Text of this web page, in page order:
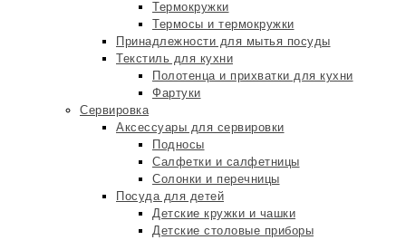
Термокружки
Термосы и термокружки
Принадлежности для мытья посуды
Текстиль для кухни
Полотенца и прихватки для кухни
Фартуки
Сервировка
Аксессуары для сервировки
Подносы
Салфетки и салфетницы
Солонки и перечницы
Посуда для детей
Детские кружки и чашки
Детские столовые приборы